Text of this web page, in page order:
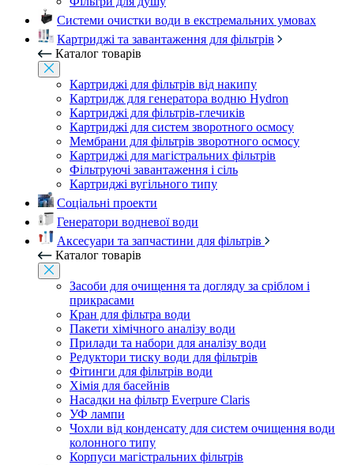
Системи очистки води в екстремальних умовах
Картриджі та завантаження для фільтрів
Каталог товарів
Картриджі для фільтрів від накипу
Картридж для генератора водню Hydron
Картриджі для фільтрів-глечиків
Картриджі для систем зворотного осмосу
Мембрани для фільтрів зворотного осмосу
Картриджі для магістральних фільтрів
Фільтруючі завантаження і сіль
Картриджі вугільного типу
Соціальні проекти
Генератори водневої води
Аксесуари та запчастини для фільтрів
Каталог товарів
Засоби для очищення та догляду за сріблом і
прикрасами
Кран для фільтра води
Пакети хімічного аналізу води
Прилади та набори для аналізу води
Редуктори тиску води для фільтрів
Фітинги для фільтрів води
Хімія для басейнів
Насадки на фільтр Everpure Claris
УФ лампи
Чохли від конденсату для систем очищення води
колонного типу
Корпуси магістральних фільтрів